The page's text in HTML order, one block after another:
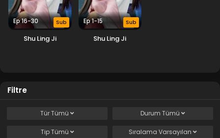
Ep 16-30 Sub
Shu Ling Ji
Ep 1-15 Sub
Shu Ling Ji
Filtre
TürTümü Durum Tümü
TipTümü Sıralama Varsayılan